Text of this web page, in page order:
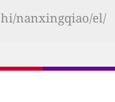
nanxingqiao/el/